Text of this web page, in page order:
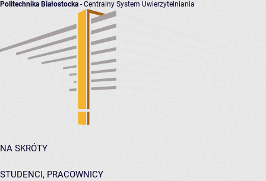
Politechnika Białostocka - Centralny System Uwierzytelniania
NA SKRÓTY
STUDENCI, PRACOWNICY